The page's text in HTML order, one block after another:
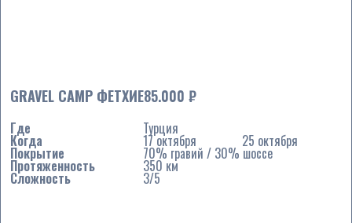
GRAVEL CAMP ФЕТХИЕ85.000 ₽
Где Турция
Когда 17 октября 25 октября
Покрытие 70% гравий / 30% шоссе
Протяженность 350 км
Сложность 3/5